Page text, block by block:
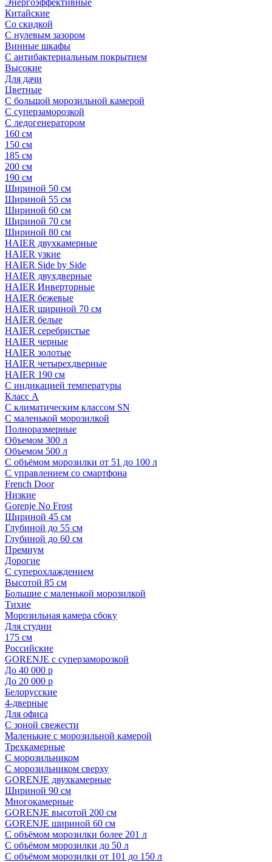
Китайские
Со скидкой
С нулевым зазором
Винные шкафы
С антибактериальным покрытием
Высокие
Для дачи
Цветные
С большой морозильной камерой
С суперзаморозкой
С ледогенератором
160 см
150 см
185 см
200 см
190 см
Шириной 50 см
Шириной 55 см
Шириной 60 см
Шириной 70 см
Шириной 80 см
HAIER двухкамерные
HAIER узкие
HAIER Side by Side
HAIER двухдверные
HAIER Инверторные
HAIER бежевые
HAIER шириной 70 см
HAIER белые
HAIER серебристые
HAIER черные
HAIER золотые
HAIER четырехдверные
HAIER 190 см
С индикацией температуры
Класс A
С климатическим классом SN
С маленькой морозилкой
Полноразмерные
Объемом 300 л
Объемом 500 л
С объёмом морозилки от 51 до 100 л
С управлением со смартфона
French Door
Низкие
Gorenje No Frost
Шириной 45 см
Глубиной до 55 см
Глубиной до 60 см
Премиум
Дорогие
С суперохлаждением
Высотой 85 см
Большие с маленькой морозилкой
Тихие
Морозильная камера сбоку
Для студии
175 см
Российские
GORENJE с суперзаморозкой
До 40 000 р
До 20 000 р
Белорусские
4-дверные
Для офиса
С зоной свежести
Маленькие с морозильной камерой
Трехкамерные
С морозильником
С морозильником сверху
GORENJE двухкамерные
Шириной 90 см
Многокамерные
GORENJE высотой 200 см
GORENJE шириной 60 см
С объёмом морозилки более 201 л
С объёмом морозилки до 50 л
С объёмом морозилки от 101 до 150 л